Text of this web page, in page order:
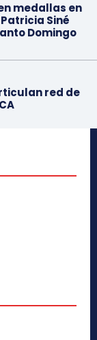
medallas en
Siné
Domingo
red de